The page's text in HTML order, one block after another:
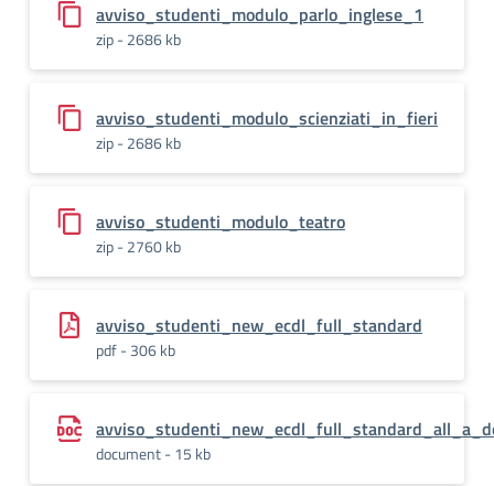
avviso_studenti_modulo_parlo_inglese_1
zip - 2686 kb
avviso_studenti_modulo_scienziati_in_fieri
zip - 2686 kb
avviso_studenti_modulo_teatro
zip - 2760 kb
avviso_studenti_new_ecdl_full_standard
pdf - 306 kb
document - 15 kb